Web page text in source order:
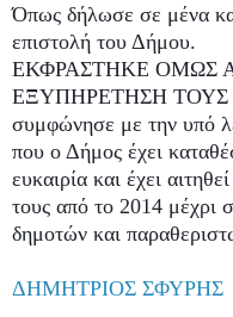
Όπως δήλωσε σε μένα
επιστολή του Δήμου.
ΕΚΦΡΑΣΤΗΚΕ ΟΜΩΣ
ΕΞΥΠΗΡΕΤΗΣΗ ΤΟΥΣ
συμφώνησε με την υπό
που ο Δήμος έχει
ευκαιρία και έχει
τους από το 2014 μέχρι
δημοτών και
ΔΗΜΗΤΡΙΟΣ ΣΦΥΡΗΣ